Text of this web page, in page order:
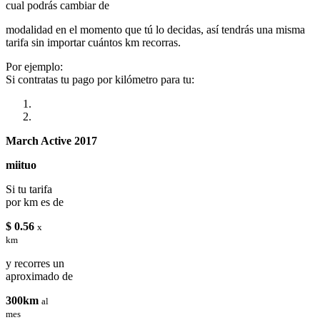
cual podrás cambiar de
modalidad en el momento que tú lo decidas, así tendrás una misma
tarifa sin importar cuántos km recorras.
Por ejemplo:
Si contratas tu pago por kilómetro para tu:
March Active 2017
miituo
Si tu tarifa
por km es de
$ 0.56 x
km
y recorres un
aproximado de
300km al
mes